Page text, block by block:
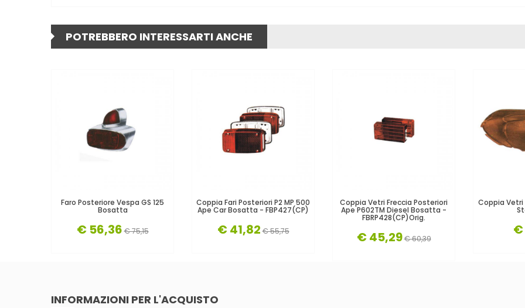
POTREBBERO INTERESSARTI ANCHE
Faro Posteriore Vespa GS 125
Bosatta
€ 56,36 € 75,15
Coppia Fari Posteriori P2 MP 500
Ape Car Bosatta - FBP427(CP)
€ 41,82 € 55,75
Coppia Vetri Freccia Posteriori
Ape P602TM Diesel Bosatta -
FBRP428(CP)orig.
€ 45,29€ 60,39
Coppia Vetri
€
INFORMAZIONI PER L'ACQUISTO